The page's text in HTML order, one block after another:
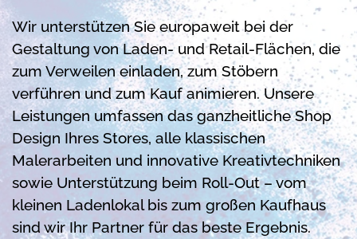
Wir unterstützen Sie europaweit bei der
Gestaltung von Laden- und Retail-Flächen, die
zum Verweilen einladen, zum Stöbern
verführen und zum Kauf animieren. Unsere
Leistungen umfassen das ganzheitliche Shop
Design Ihres Stores, alle klassischen
Malerarbeiten und innovative Kreativtechniken
sowie Unterstützung beim Roll-Out – vom
kleinen Ladenlokal bis zum großen Kaufhaus
sind wir Ihr Partner für das beste Ergebnis.